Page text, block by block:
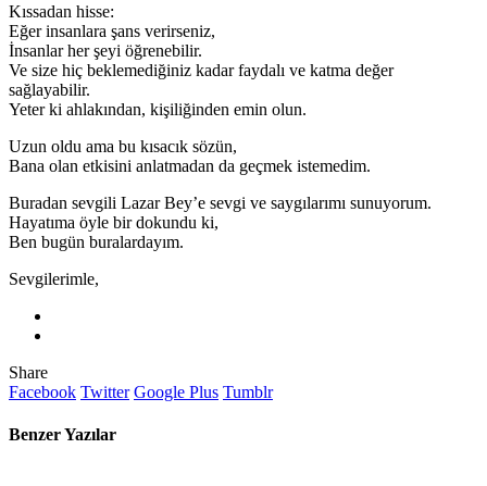
Kıssadan hisse:
Eğer insanlara şans verirseniz,
İnsanlar her şeyi öğrenebilir.
Ve size hiç beklemediğiniz kadar faydalı ve katma değer
sağlayabilir.
Yeter ki ahlakından, kişiliğinden emin olun.
Uzun oldu ama bu kısacık sözün,
Bana olan etkisini anlatmadan da geçmek istemedim.
Buradan sevgili Lazar Bey’e sevgi ve saygılarımı sunuyorum.
Hayatıma öyle bir dokundu ki,
Ben bugün buralardayım.
Sevgilerimle,
Share
Facebook Twitter Google Plus Tumblr
Benzer Yazılar